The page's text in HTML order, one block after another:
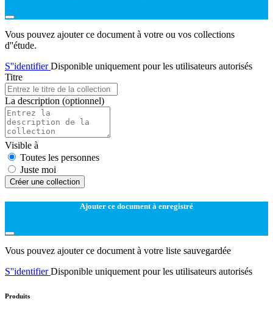
Vous pouvez ajouter ce document à votre ou vos collections
d''étude.
S''identifierDisponible uniquement pour les utilisateurs autorisés
Titre
La description (optionnel)
Visible à
Toutes les personnes
Juste moi
Créer une collection
Ajouter ce document à enregistré
Vous pouvez ajouter ce document à votre liste sauvegardée
S''identifierDisponible uniquement pour les utilisateurs autorisés
Produits